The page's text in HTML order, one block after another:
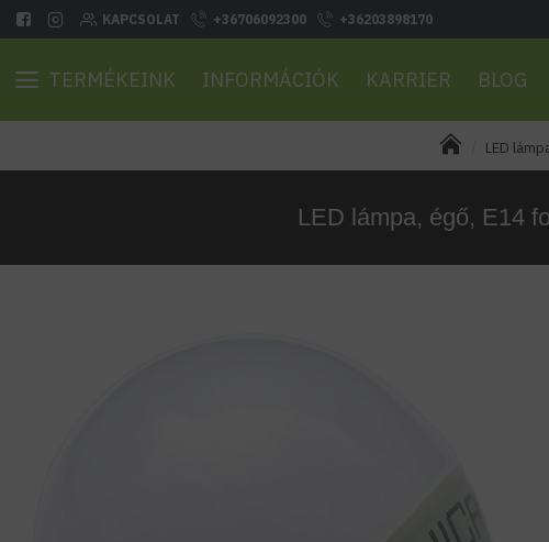
KAPCSOLAT +36706092300 +36203898170
TERMÉKEINK INFORMÁCIÓK KARRIER BLOG
LED
LED lámpa, égő, E14